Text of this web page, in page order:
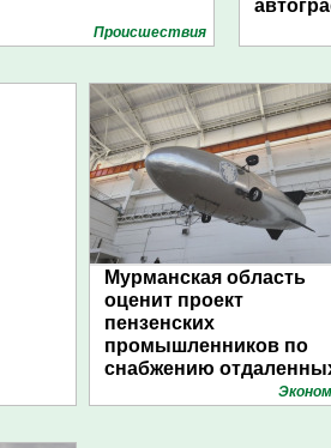
Проиcшествия
Мурманская область
оценит проект
пензенских
промышленников по
снабжению
поселений с помощью